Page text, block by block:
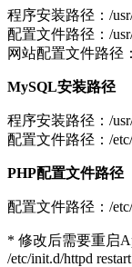
程序安装路径：/
配置文件路径：/
网站配置文件路径
MySQL安装路径
程序安装路径：/
配置文件路径：/
PHP配置文件路径
配置文件路径：/
* 修改后需要重启
/etc/init.d/httpd restart